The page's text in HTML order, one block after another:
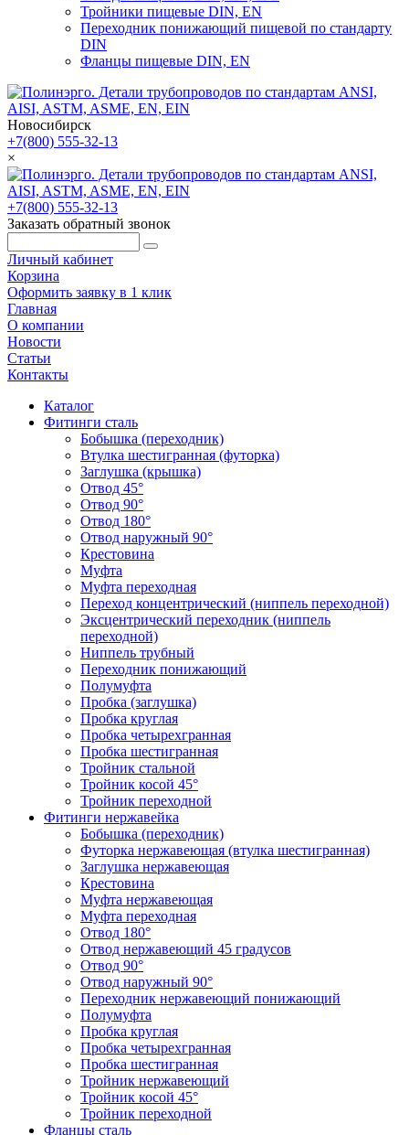
Тройники пищевые DIN, EN
Переходник понижающий пищевой по стандарту
DIN
Фланцы пищевые DIN, EN
Новосибирск
+7(800) 555-32-13
×
+7(800) 555-32-13
Заказать обратный звонок
Личный кабинет
Корзина
Оформить заявку в 1 клик
Главная
О компании
Новости
Статьи
Контакты
Каталог
Фитинги сталь
Бобышка (переходник)
Втулка шестигранная (футорка)
Заглушка (крышка)
Отвод 45°
Отвод 90°
Отвод 180°
Отвод наружный 90°
Крестовина
Муфта
Муфта переходная
Переход концентрический (ниппель переходной)
Эксцентрический переходник (ниппель
переходной)
Ниппель трубный
Переходник понижающий
Полумуфта
Пробка (заглушка)
Пробка круглая
Пробка четырехгранная
Пробка шестигранная
Тройник стальной
Тройник косой 45°
Тройник переходной
Фитинги нержавейка
Бобышка (переходник)
Футорка нержавеющая (втулка шестигранная)
Заглушка нержавеющая
Крестовина
Муфта нержавеющая
Муфта переходная
Отвод 180°
Отвод нержавеющий 45 градусов
Отвод 90°
Отвод наружный 90°
Переходник нержавеющий понижающий
Полумуфта
Пробка круглая
Пробка четырехгранная
Пробка шестигранная
Тройник нержавеющий
Тройник косой 45°
Тройник переходной
Фланцы сталь